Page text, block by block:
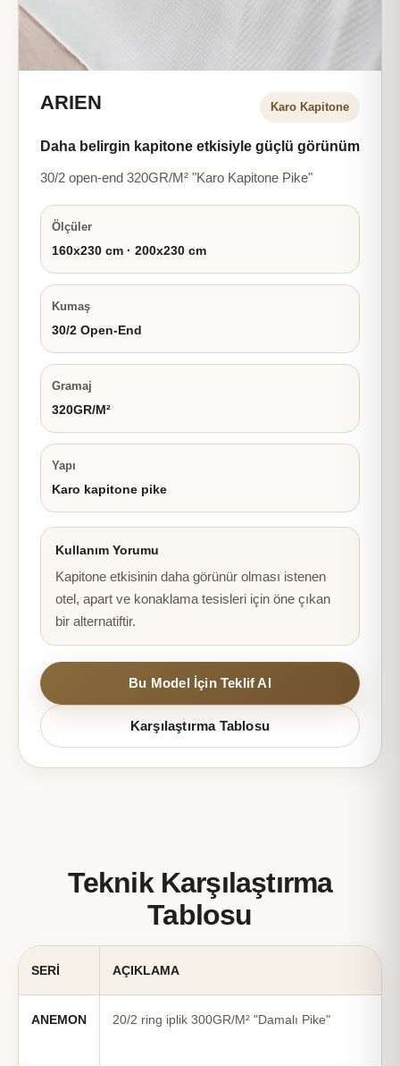
ARIEN Karo Kapitone
Daha belirgin kapitone etkisiyle güçlü görünüm
30/2 open-end 320GR/M² "Karo Kapitone Pike"
Ölçüler
160x230 cm · 200x230 cm
Kumaş
30/2 Open-End
Gramaj
320GR/M²
Yapı
Karo kapitone pike
Kullanım Yorumu
Kapitone etkisinin daha görünür olması istenen
otel, apart ve konaklama tesisleri için öne çıkan
bir alternatiftir.
Bu Model İçin Teklif Al
Karşılaştırma Tablosu
Teknik Karşılaştırma
Tablosu
SERİ AÇIKLAMA
ANEMON 20/2 ring iplik 300GR/M² "Damalı Pike"